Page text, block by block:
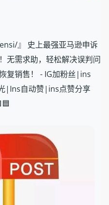
』 史上最强亚马逊申诉
无需求助，轻松解决误判问
复销售！ - IG加粉丝|ins
|Ins自动赞|ins点赞分享